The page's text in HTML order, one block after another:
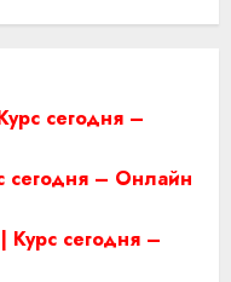
сегодня –
сегодня – Онлайн
сегодня –